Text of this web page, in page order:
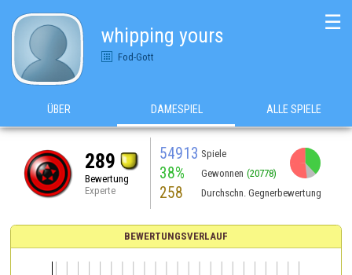
whipping yours
Fod-Gott
☰
ÜBER DAMESPIEL ALLE SPIELE
289
Bewertung
Experte
54913 Spiele
38% Gewonnen (20778)
258 Durchschn. Gegnerbewertung
BEWERTUNGSVERLAUF